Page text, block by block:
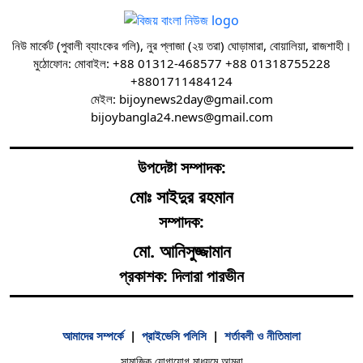
নিউ মার্কেট (পুবালী ব্যাংকের গলি), নুর প্লাজা (২য় তরা) ঘোড়ামারা, বোয়ালিয়া, রাজশাহী।
মুঠোফোন: মোবাইল: +88 01312-468577 +88 01318755228
+8801711484124
মেইল: bijoynews2day@gmail.com
bijoybangla24.news@gmail.com
উপদেষ্টা সম্পাদক:
মোঃ সাইদুর রহমান
সম্পাদক:
মো. আনিসুজ্জামান
প্রকাশক: দিলারা পারভীন
আমাদের সম্পর্কে | প্রাইভেসি পলিসি | শর্তাবলী ও নীতিমালা